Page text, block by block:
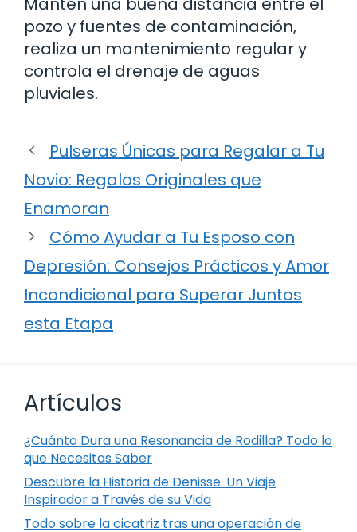
pozo y fuentes de contaminación,
realiza un mantenimiento regular y
controla el drenaje de aguas
pluviales.
Pulseras Únicas para Regalar a Tu
Novio: Regalos Originales que
Enamoran
Cómo Ayudar a Tu Esposo con
Depresión: Consejos Prácticos y Amor
Incondicional para Superar Juntos
esta Etapa
Artículos
¿Cuánto Dura una Resonancia de Rodilla? Todo lo
que Necesitas Saber
Descubre la Historia de Denisse: Un Viaje
Inspirador a Través de su Vida
Todo sobre la cicatriz tras una operación de